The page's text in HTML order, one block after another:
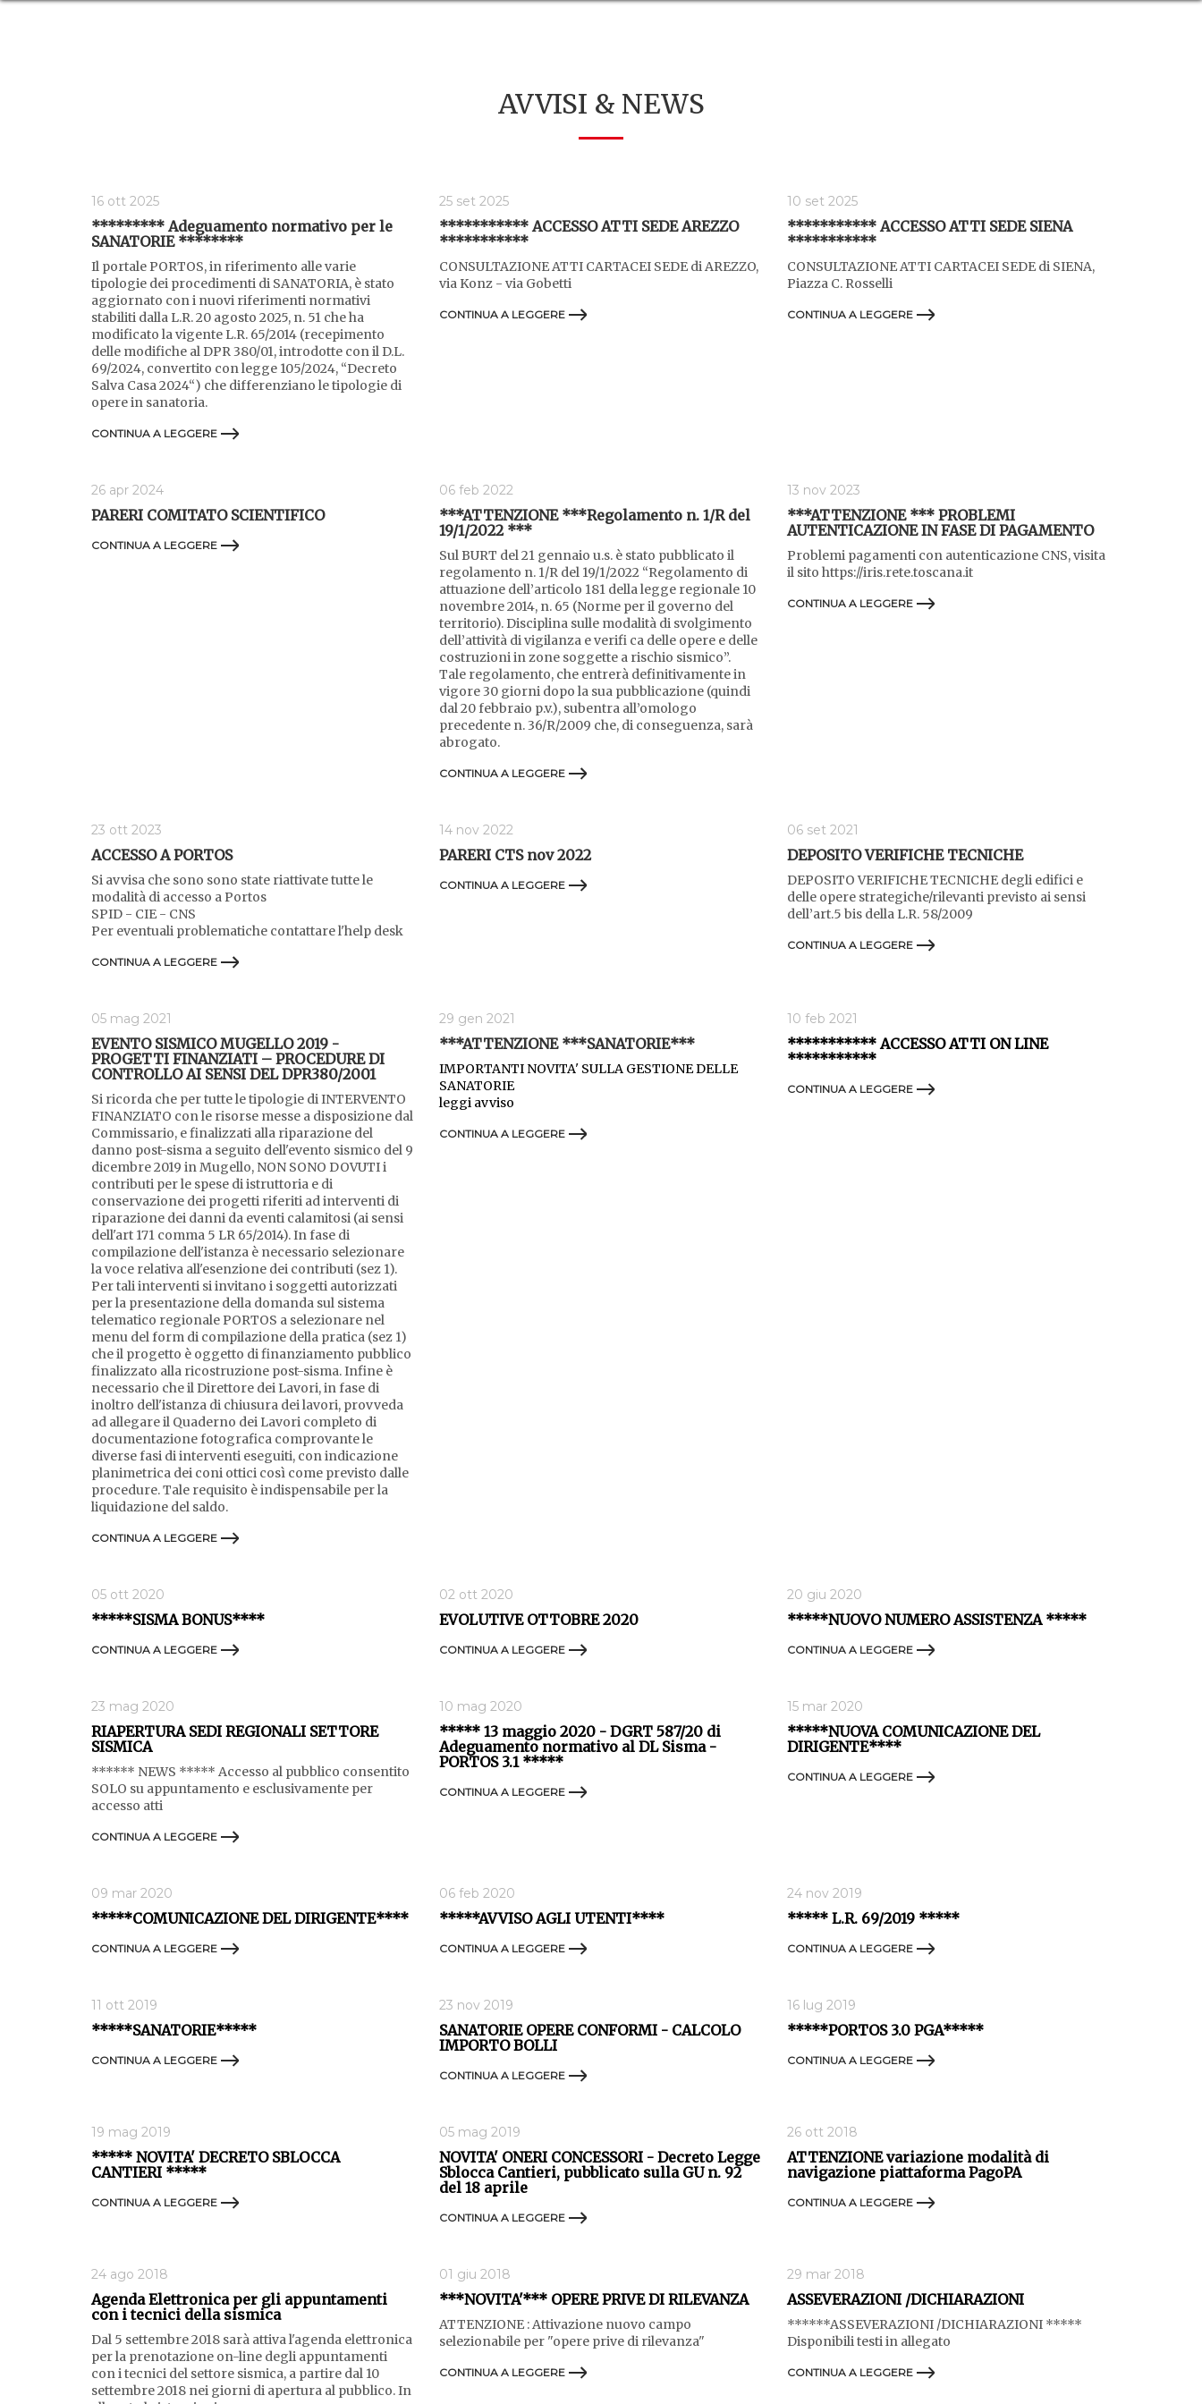
AVVISI & NEWS
16 ott 2025
********* Adeguamento normativo per le
SANATORIE ********
Il portale PORTOS, in riferimento alle varie
tipologie dei procedimenti di SANATORIA, è stato
aggiornato con i nuovi riferimenti normativi
stabiliti dalla L.R. 20 agosto 2025, n. 51 che ha
modificato la vigente L.R. 65/2014 (recepimento
delle modifiche al DPR 380/01, introdotte con il D.L.
69/2024, convertito con legge 105/2024, “Decreto
Salva Casa 2024“) che differenziano le tipologie di
opere in sanatoria.
CONTINUA A LEGGERE
25 set 2025
*********** ACCESSO ATTI SEDE AREZZO
***********
CONSULTAZIONE ATTI CARTACEI SEDE di AREZZO,
via Konz - via Gobetti
CONTINUA A LEGGERE
10 set 2025
*********** ACCESSO ATTI SEDE SIENA
***********
CONSULTAZIONE ATTI CARTACEI SEDE di SIENA,
Piazza C. Rosselli
CONTINUA A LEGGERE
26 apr 2024
PARERI COMITATO SCIENTIFICO
CONTINUA A LEGGERE
06 feb 2022
***ATTENZIONE ***Regolamento n. 1/R del
19/1/2022 ***
Sul BURT del 21 gennaio u.s. è stato pubblicato il
regolamento n. 1/R del 19/1/2022 “Regolamento di
attuazione dell’articolo 181 della legge regionale 10
novembre 2014, n. 65 (Norme per il governo del
territorio). Disciplina sulle modalità di svolgimento
dell’attività di vigilanza e verifi ca delle opere e delle
costruzioni in zone soggette a rischio sismico”.
Tale regolamento, che entrerà definitivamente in
vigore 30 giorni dopo la sua pubblicazione (quindi
dal 20 febbraio p.v.), subentra all’omologo
precedente n. 36/R/2009 che, di conseguenza, sarà
abrogato.
CONTINUA A LEGGERE
13 nov 2023
***ATTENZIONE *** PROBLEMI
AUTENTICAZIONE IN FASE DI PAGAMENTO
Problemi pagamenti con autenticazione CNS, visita
il sito https://iris.rete.toscana.it
CONTINUA A LEGGERE
23 ott 2023
ACCESSO A PORTOS
Si avvisa che sono sono state riattivate tutte le
modalità di accesso a Portos
SPID - CIE - CNS
Per eventuali problematiche contattare l'help desk
CONTINUA A LEGGERE
14 nov 2022
PARERI CTS nov 2022
CONTINUA A LEGGERE
06 set 2021
DEPOSITO VERIFICHE TECNICHE
DEPOSITO VERIFICHE TECNICHE degli edifici e
delle opere strategiche/rilevanti previsto ai sensi
dell’art.5 bis della L.R. 58/2009
CONTINUA A LEGGERE
05 mag 2021
EVENTO SISMICO MUGELLO 2019 -
PROGETTI FINANZIATI – PROCEDURE DI
CONTROLLO AI SENSI DEL DPR380/2001
Si ricorda che per tutte le tipologie di INTERVENTO
FINANZIATO con le risorse messe a disposizione dal
Commissario, e finalizzati alla riparazione del
danno post-sisma a seguito dell'evento sismico del 9
dicembre 2019 in Mugello, NON SONO DOVUTI i
contributi per le spese di istruttoria e di
conservazione dei progetti riferiti ad interventi di
riparazione dei danni da eventi calamitosi (ai sensi
dell'art 171 comma 5 LR 65/2014). In fase di
compilazione dell'istanza è necessario selezionare
la voce relativa all'esenzione dei contributi (sez 1).
Per tali interventi si invitano i soggetti autorizzati
per la presentazione della domanda sul sistema
telematico regionale PORTOS a selezionare nel
menu del form di compilazione della pratica (sez 1)
che il progetto è oggetto di finanziamento pubblico
finalizzato alla ricostruzione post-sisma. Infine è
necessario che il Direttore dei Lavori, in fase di
inoltro dell'istanza di chiusura dei lavori, provveda
ad allegare il Quaderno dei Lavori completo di
documentazione fotografica comprovante le
diverse fasi di interventi eseguiti, con indicazione
planimetrica dei coni ottici così come previsto dalle
procedure. Tale requisito è indispensabile per la
liquidazione del saldo.
CONTINUA A LEGGERE
29 gen 2021
***ATTENZIONE ***SANATORIE***
IMPORTANTI NOVITA' SULLA GESTIONE DELLE
SANATORIE
leggi avviso
CONTINUA A LEGGERE
10 feb 2021
*********** ACCESSO ATTI ON LINE
***********
CONTINUA A LEGGERE
05 ott 2020
*****SISMA BONUS****
CONTINUA A LEGGERE
02 ott 2020
EVOLUTIVE OTTOBRE 2020
CONTINUA A LEGGERE
20 giu 2020
*****NUOVO NUMERO ASSISTENZA *****
CONTINUA A LEGGERE
23 mag 2020
RIAPERTURA SEDI REGIONALI SETTORE
SISMICA
****** NEWS ***** Accesso al pubblico consentito
SOLO su appuntamento e esclusivamente per
accesso atti
CONTINUA A LEGGERE
10 mag 2020
***** 13 maggio 2020 - DGRT 587/20 di
Adeguamento normativo al DL Sisma -
PORTOS 3.1 *****
CONTINUA A LEGGERE
15 mar 2020
*****NUOVA COMUNICAZIONE DEL
DIRIGENTE****
CONTINUA A LEGGERE
09 mar 2020
*****COMUNICAZIONE DEL DIRIGENTE****
CONTINUA A LEGGERE
06 feb 2020
*****AVVISO AGLI UTENTI****
CONTINUA A LEGGERE
24 nov 2019
***** L.R. 69/2019 *****
CONTINUA A LEGGERE
11 ott 2019
*****SANATORIE*****
CONTINUA A LEGGERE
23 nov 2019
SANATORIE OPERE CONFORMI - CALCOLO
IMPORTO BOLLI
CONTINUA A LEGGERE
16 lug 2019
*****PORTOS 3.0 PGA*****
CONTINUA A LEGGERE
19 mag 2019
***** NOVITA' DECRETO SBLOCCA
CANTIERI *****
CONTINUA A LEGGERE
05 mag 2019
NOVITA' ONERI CONCESSORI - Decreto Legge
Sblocca Cantieri, pubblicato sulla GU n. 92
del 18 aprile
CONTINUA A LEGGERE
26 ott 2018
ATTENZIONE variazione modalità di
navigazione piattaforma PagoPA
CONTINUA A LEGGERE
24 ago 2018
Agenda Elettronica per gli appuntamenti
con i tecnici della sismica
Dal 5 settembre 2018 sarà attiva l'agenda elettronica
per la prenotazione on-line degli appuntamenti
con i tecnici del settore sismica, a partire dal 10
settembre 2018 nei giorni di apertura al pubblico. In
01 giu 2018
***NOVITA'*** OPERE PRIVE DI RILEVANZA
ATTENZIONE : Attivazione nuovo campo
selezionabile per "opere prive di rilevanza"
CONTINUA A LEGGERE
29 mar 2018
ASSEVERAZIONI /DICHIARAZIONI
******ASSEVERAZIONI /DICHIARAZIONI *****
Disponibili testi in allegato
CONTINUA A LEGGERE